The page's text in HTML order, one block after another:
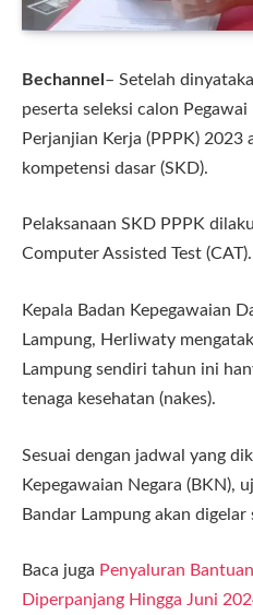
Bechannel – Setelah
peserta seleksi calon
Perjanjian Kerja (PPPK) 2023
kompetensi dasar (SKD).
Pelaksanaan SKD PPPK
Computer Assisted Test (CAT).
Kepala Badan Kepegawaian
Lampung, Herliwaty
Lampung sendiri tahun ini
tenaga kesehatan (nakes).
Sesuai dengan jadwal yang
Kepegawaian Negara (BKN),
Bandar Lampung akan digelar
Baca juga Penyaluran
Diperpanjang Hingga Juni